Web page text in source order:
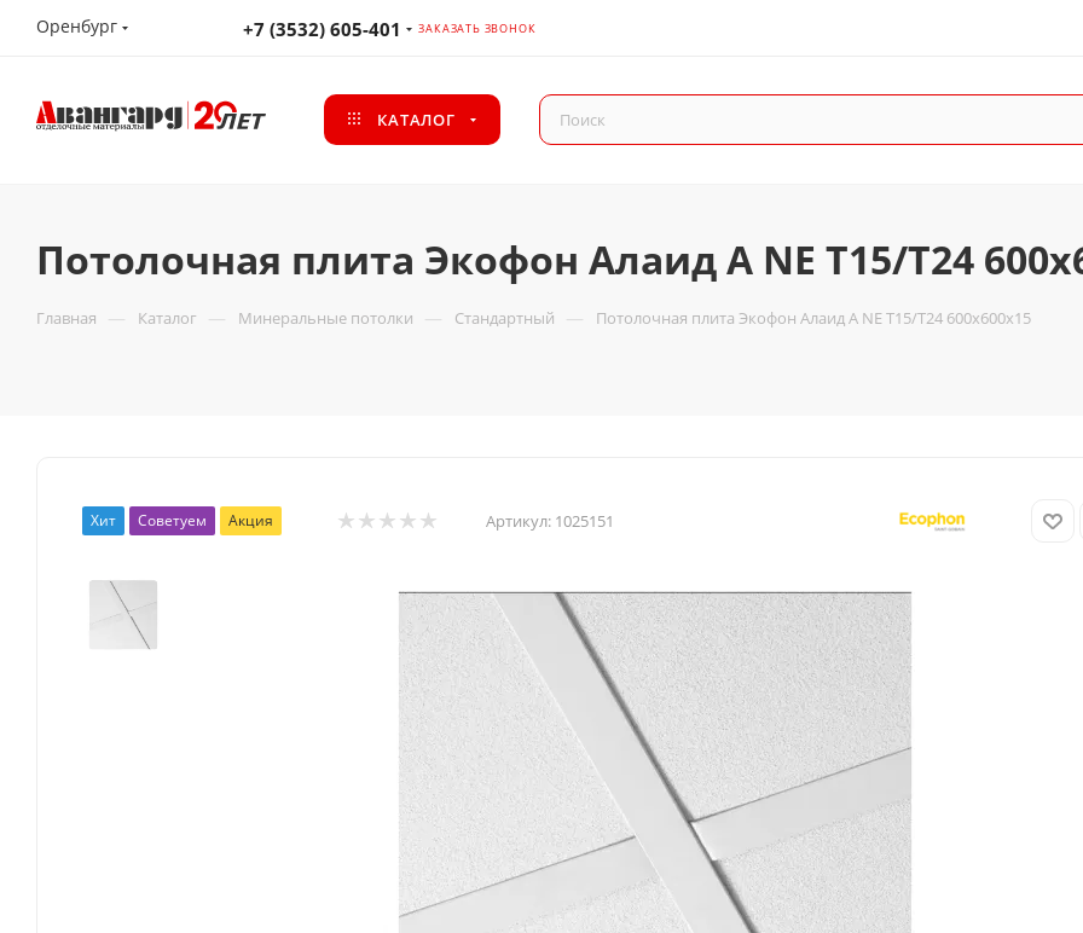
Оренбург +7 (3532) 605-401 ЗАКАЗАТЬ ЗВОНОК
КАТАЛОГ
Потолочная плита Экофон Алаид А NE T15/T24
Главная — Каталог — Минеральные потолки — Стандартный — Потолочная плита Экофон Алаид А NE T15/T24 600x600x15
Хит Советуем Акция Артикул: 1025151